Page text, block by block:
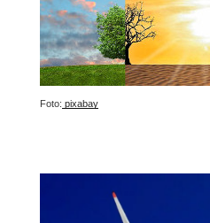
Foto: pixabay